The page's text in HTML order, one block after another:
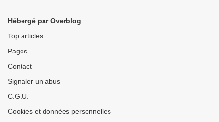
Hébergé par Overblog
Top articles
Pages
Contact
Signaler un abus
C.G.U.
Cookies et données personnelles